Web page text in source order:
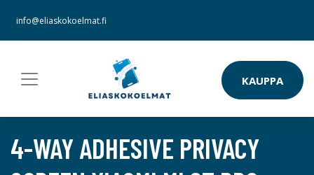
info@eliaskokoelmat.fi
KAUPPA
4-WAY ADHESIVE PRIVACY